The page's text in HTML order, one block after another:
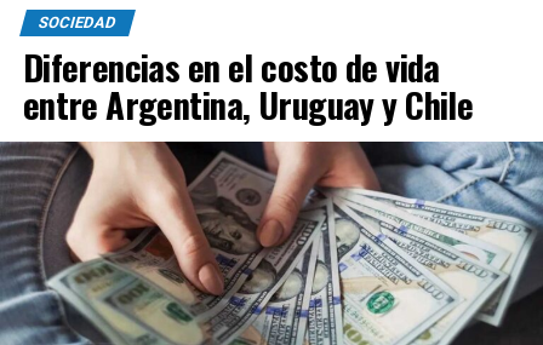
SOCIEDAD
Diferencias en el costo de vida
entre Argentina, Uruguay y Chile